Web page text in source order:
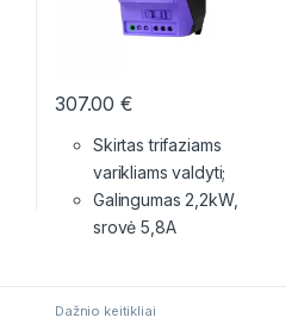
307.00€
Skirtas trifaziams
varikliams valdyti;
Galingumas 2,2kW,
srovė 5,8A
Dažnio keitikliai